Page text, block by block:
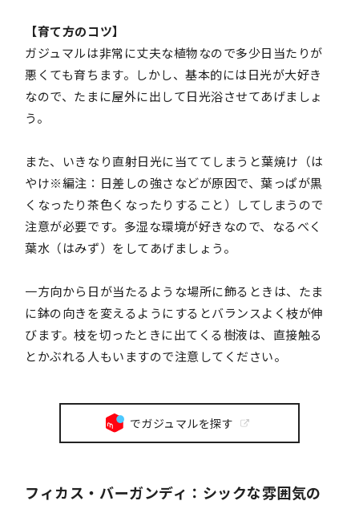
【育て方のコツ】
ガジュマルは非常に丈夫な植物なので多少日当たりが
悪くても育ちます。しかし、基本的には日光が大好き
なので、たまに屋外に出して日光浴させてあげましょ
う。
また、いきなり直射日光に当ててしまうと葉焼け（は
やけ※編注：日差しの強さなどが原因で、葉っぱが黒
くなったり茶色くなったりすること）してしまうので
注意が必要です。多湿な環境が好きなので、なるべく
葉水（はみず）をしてあげましょう。
一方向から日が当たるような場所に飾るときは、たま
に鉢の向きを変えるようにするとバランスよく枝が伸
びます。枝を切ったときに出てくる樹液は、直接触る
とかぶれる人もいますので注意してください。
でガジュマルを探す
フィカス・バーガンディ：シックな雰囲気の